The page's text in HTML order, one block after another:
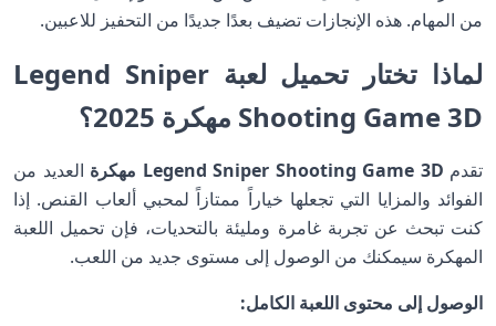
من المهام. هذه الإنجازات تضيف بعدًا جديدًا من التحفيز للاعبين.
لماذا تختار تحميل لعبة Legend Sniper
Shooting Game 3D مهكرة 2025؟
تقدم Legend Sniper Shooting Game 3D مهكرة
العديد من
الفوائد والمزايا التي تجعلها خياراً ممتازاً لمحبي ألعاب القنص. إذا
كنت تبحث عن تجربة غامرة ومليئة بالتحديات، فإن تحميل اللعبة
المهكرة سيمكنك من الوصول إلى مستوى جديد من اللعب.
الوصول إلى محتوى اللعبة الكامل: